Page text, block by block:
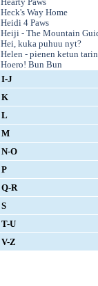
Heck's Way Home
Heidi 4 Paws
Heiji - The Mountain
Hei, kuka puhuu nyt?
Helen - pienen ketun
Hoero! Bun Bun
I-J
K
L
M
N-O
P
Q-R
S
T-U
V-Z